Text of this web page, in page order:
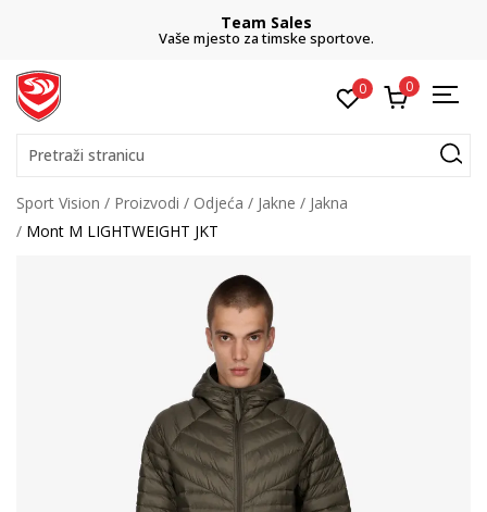
Team Sales
Vaše mjesto za timske sportove.
0 0
Pretraži stranicu
Sport Vision Proizvodi Odjeća Jakne
Jakna
Mont M LIGHTWEIGHT JKT